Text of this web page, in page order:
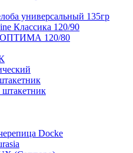
универсальный 135гр
Классика 120/90
ОПТИМА 120/80
Docke